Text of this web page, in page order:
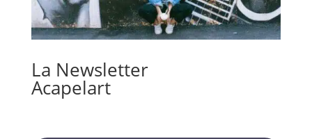
La Newsletter
Acapelart